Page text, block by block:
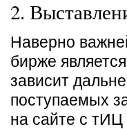
2.
Наверно
бирже
зависит
поступаемых
на сайте с тИЦ